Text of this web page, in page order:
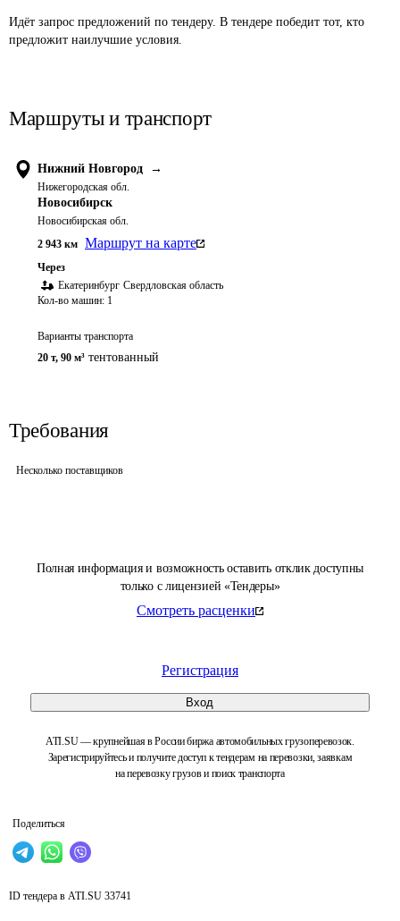
Полная информация и возможность оставить отклик доступны
только с лицензией «Тендеры»
Смотреть расценки
Регистрация
Вход
ATI.SU — крупнейшая в России биржа автомобильных грузоперевозок.
Зарегистрируйтесь и получите доступ к тендерам на перевозки, заявкам
на перевозку грузов и поиск транспорта
Поделиться
Идёт запрос предложений по тендеру. В тендере победит тот, кто
предложит наилучшие условия.
Маршруты и транспорт
Нижний Новгород →
Нижегородская обл.
Новосибирск
Новосибирская обл.
2 943 км Маршрут на карте
Через
Екатеринбург Свердловская область
Кол-во машин: 1
Варианты транспорта
20 т, 90 м³ тентованный
Требования
Несколько поставщиков
ID тендера в ATI.SU 33741